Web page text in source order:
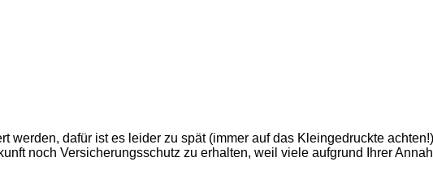
dafür ist es leider zu spät (immer auf das Kleingedruckte
noch Versicherungsschutz zu erhalten, weil viele aufgrund Ihrer